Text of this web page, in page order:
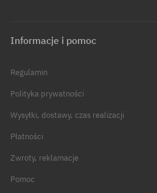
Informacje i pomoc
Regulamin
Polityka prywatności
Wysyłki, dostawy, czas realizacji
Płatności
Zwroty, reklamacje
Pomoc